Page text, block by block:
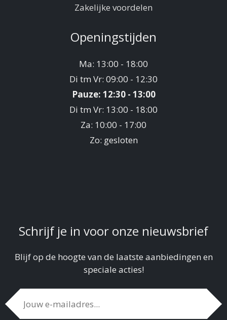
Zakelijke voordelen
Openingstijden
Ma: 13:00 - 18:00
Di tm Vr: 09:00 - 12:30
Pauze: 12:30 - 13:00
Di tm Vr: 13:00 - 18:00
Za: 10:00 - 17:00
Zo: gesloten
Schrijf je in voor onze nieuwsbrief
Blijf op de hoogte van de laatste aanbiedingen en
speciale acties!